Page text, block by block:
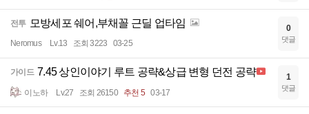
전투 모방세포 쉐어,부채꼴 근딜 업타임
Neromus Lv.13 조회 3223 03-25
0
댓글
가이드 7.45 상인이야기 루트 공략&상급 변형 던전 공략
이노하 Lv.27 조회 26150 추천 5 03-17
1
댓글